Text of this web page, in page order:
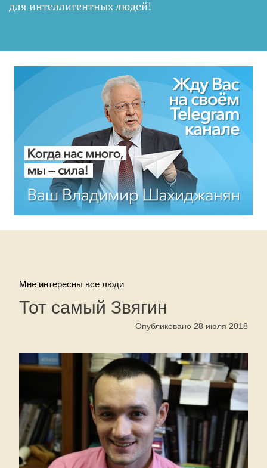
для интеллигентных людей!
Мне интересны все люди
Тот самый Звягин
Опубликовано 28 июля 2018